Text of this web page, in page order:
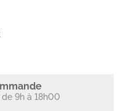
9h à 18h00